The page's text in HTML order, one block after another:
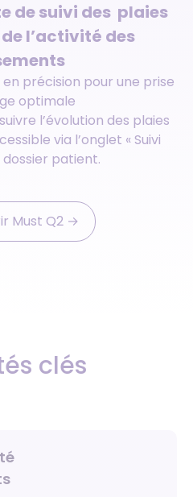
de suivi des plaies
l’activité des
précision pour une prise
optimale
l’évolution des plaies
via l’onglet « Suivi
patient.
Must Q2 ‭→
clés